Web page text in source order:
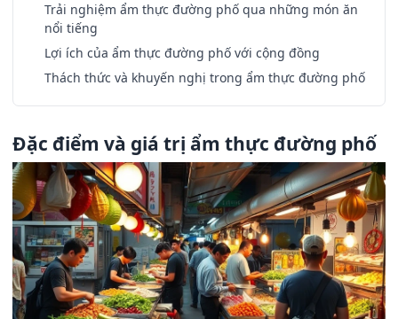
Trải nghiệm ẩm thực đường phố qua những món ăn
nổi tiếng
Lợi ích của ẩm thực đường phố với cộng đồng
Thách thức và khuyến nghị trong ẩm thực đường phố
Đặc điểm và giá trị ẩm thực đường phố